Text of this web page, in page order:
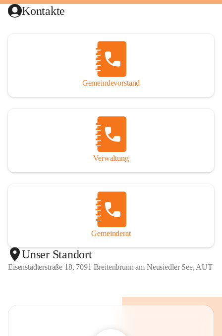
Kontakte
Gemeindevorstand
Verwaltung
Gemeinderat
Unser Standort
Eisenstädterstraße 18, 7091 Breitenbrunn am Neusiedler See, AUT